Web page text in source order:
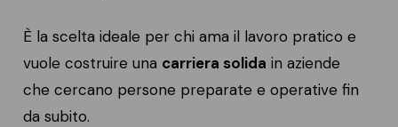
È la scelta ideale per chi ama il lavoro pratico e
vuole costruire una carriera solida in aziende
che cercano persone preparate e operative fin
da subito.